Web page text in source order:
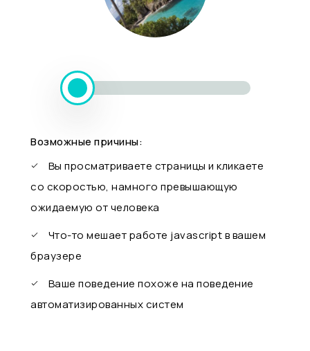
Возможные причины:
Вы просматриваете страницы и кликаете
со скоростью, намного превышающую
ожидаемую от человека
Что-то мешает работе javascript в вашем
браузере
Ваше поведение похоже на поведение
автоматизированных систем